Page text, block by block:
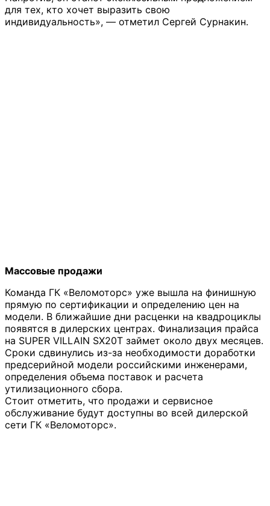
для тех, кто хочет выразить свою
индивидуальность», — отметил Сергей Сурнакин.
Массовые продажи
Команда ГК «Веломоторс» уже вышла на финишную
прямую по сертификации и определению цен на
модели. В ближайшие дни расценки на квадроциклы
появятся в дилерских центрах. Финализация прайса
на SUPER VILLAIN SX20T займет около двух месяцев.
Сроки сдвинулись из-за необходимости доработки
предсерийной модели российскими инженерами,
определения объема поставок и расчета
утилизационного сбора.
Стоит отметить, что продажи и сервисное
обслуживание будут доступны во всей дилерской
сети ГК «Веломоторс».